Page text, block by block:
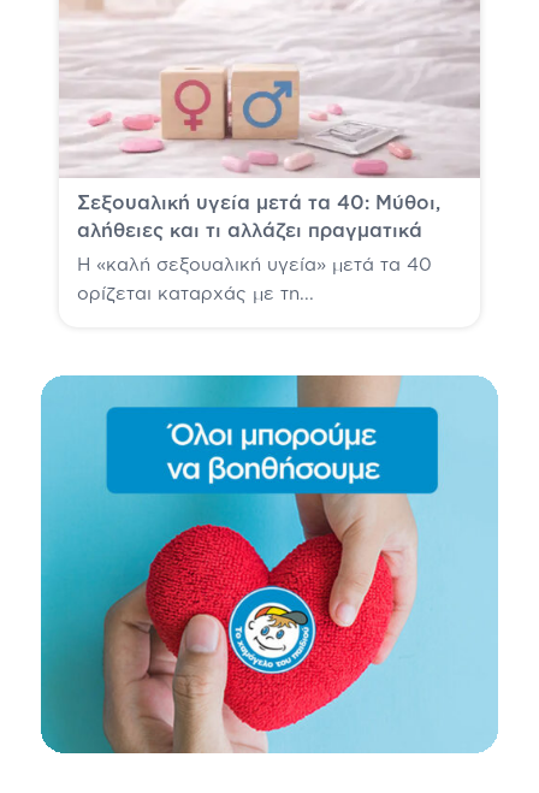
Σεξουαλική υγεία μετά τα 40: Μύθοι,
αλήθειες και τι αλλάζει πραγματικά
Η «καλή σεξουαλική υγεία» μετά τα 40
ορίζεται καταρχάς με τη...